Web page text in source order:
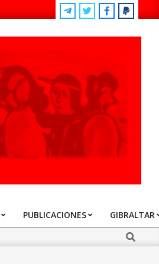
PUBLICACIONES GIBRALTAR
Search